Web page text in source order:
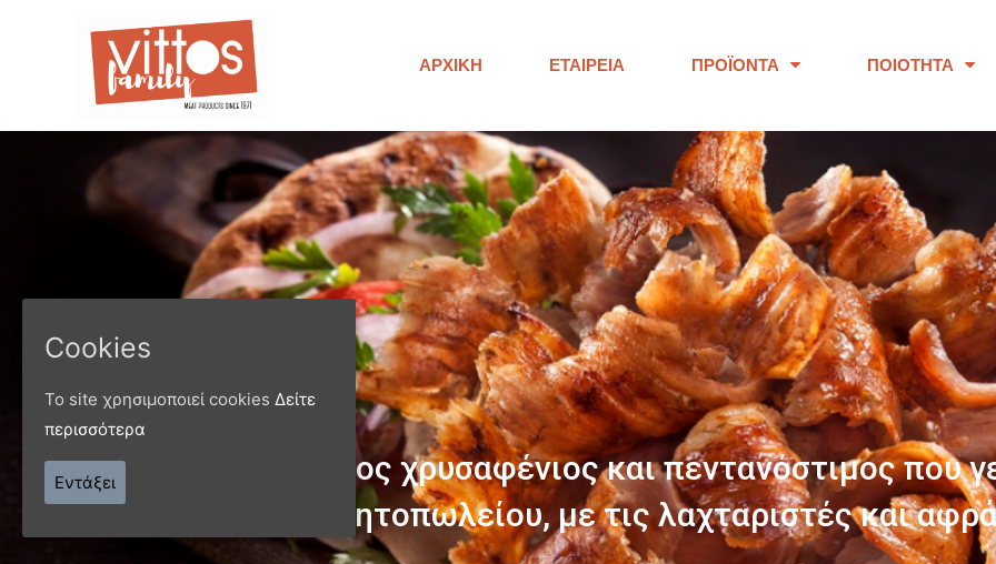
ΑΡΧΙΚΉ ΕΤΑΙΡΕΊΑ ΠΡΟΪΌΝΤΑ ΠΟΙΌΤΗΤΑ
ΠΑΝΩ ΑΠΟ 40 ΧΡΟΝΙΑ
Παράγουμε προϊόντα εξαιρετικής
Γνωρίστε μας
Cookies
Το site χρησιμοποιεί cookies Δείτε
περισσότερα
Εντάξει